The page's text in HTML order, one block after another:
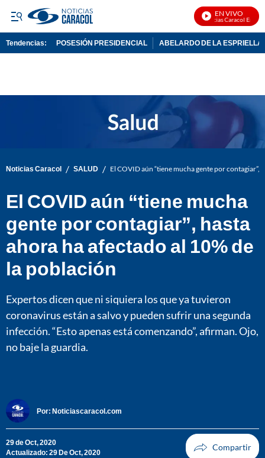
EN VIVO
Noticias Caracol En Vivo
Tendencias: POSESIÓN PRESIDENCIAL ABELARDO DE LA ESPRIELLA
Noticias Caracol / SALUD / El COVID aún “tiene mucha gente por contagiar”,
El COVID aún “tiene mucha
gente por contagiar”, hasta
ahora ha afectado al 10% de
la población
Expertos dicen que ni siquiera los que ya tuvieron
coronavirus están a salvo y pueden sufrir una segunda
infección. “Esto apenas está comenzando”, afirman. Ojo,
no baje la guardia.
Por: Noticiascaracol.com
29 de Oct, 2020
Actualizado: 29 De Oct, 2020